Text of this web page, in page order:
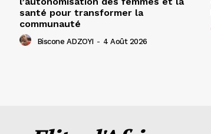
santé pour transformer la
communauté
Biscone ADZOYI - 4 Août 2026